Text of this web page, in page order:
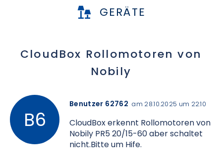
GERÄTE
CloudBox Rollomotoren von
Nobily
Benutzer 62762 am 28.10.2025 um 22:10
CloudBox erkennt Rollomotoren von
Nobily PR5 20/15-60 aber schaltet
nicht.Bitte um Hife.